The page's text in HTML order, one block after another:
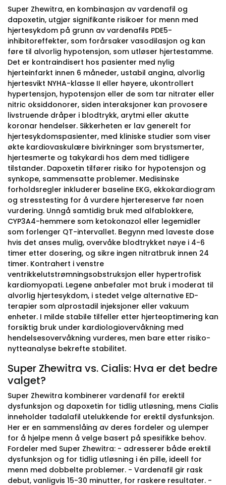
Super Zhewitra, en kombinasjon av vardenafil og
dapoxetin, utgjør signifikante risikoer for menn med
hjertesykdom på grunn av vardenafils PDE5-
inhibitoreffekter, som forårsaker vasodilasjon og kan
føre til alvorlig hypotensjon, som utløser hjertestamme.
Det er kontraindisert hos pasienter med nylig
hjerteinfarkt innen 6 måneder, ustabil angina, alvorlig
hjertesvikt NYHA-klasse II eller høyere, ukontrollert
hypertensjon, hypotensjon eller de som tar nitrater eller
nitric oksiddonorer, siden interaksjoner kan provosere
livstruende dråper i blodtrykk, arytmi eller akutte
koronar hendelser. Sikkerheten er lav generelt for
hjertesykdomspasienter, med kliniske studier som viser
økte kardiovaskulære bivirkninger som brystsmerter,
hjertesmerte og takykardi hos dem med tidligere
tilstander. Dapoxetin tilfører risiko for hypotensjon og
synkope, sammensatte problemer. Medisinske
forholdsregler inkluderer baseline EKG, ekkokardiogram
og stresstesting for å vurdere hjertereserve før noen
vurdering. Unngå samtidig bruk med alfablokkere,
CYP3A4-hemmere som ketokonazol eller legemidler
som forlenger QT-intervallet. Begynn med laveste dose
hvis det anses mulig, overvåke blodtrykket nøye i 4-6
timer etter dosering, og sikre ingen nitratbruk innen 24
timer. Kontrahert i venstre
ventrikkelutstrømningsobstruksjon eller hypertrofisk
kardiomyopati. Legene anbefaler mot bruk i moderat til
alvorlig hjertesykdom, i stedet velge alternative ED-
terapier som alprostadil injeksjoner eller vakuum
enheter. I milde stabile tilfeller etter hjerteoptimering kan
forsiktig bruk under kardiologiovervåkning med
hendelsesovervåkning vurderes, men bare etter risiko-
nytteanalyse bekrefte stabilitet.
Super Zhewitra vs. Cialis: Hva er det bedre
valget?
Super Zhewitra kombinerer vardenafil for erektil
dysfunksjon og dapoxetin for tidlig utløsning, mens Cialis
inneholder tadalafil utelukkende for erektil dysfunksjon.
Her er en sammenslåing av deres fordeler og ulemper
for å hjelpe menn å velge basert på spesifikke behov.
Fordeler med Super Zhewitra: - adresserer både erektil
dysfunksjon og for tidlig utløsning i én pille, ideell for
menn med dobbelte problemer. - Vardenafil gir rask
debut, vanligvis 15-30 minutter, for raskere resultater. -